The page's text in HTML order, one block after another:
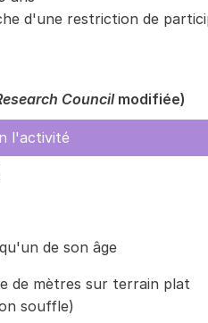
d'une restriction de
Councilmodifiée)
l'activité
de son âge
de mètres sur terrain plat
souffle)